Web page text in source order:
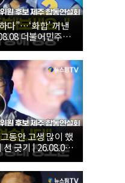
다”…‘화합’ 꺼낸
더불어민주당
합동연설회
| 26.08.08
위원 후보 제주 합